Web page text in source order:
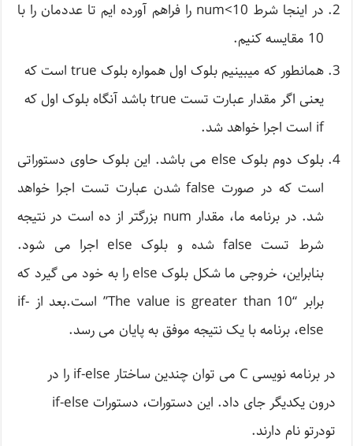
در اینجا شرط num<10 را فراهم آورده ایم تا عددمان را با
10 مقایسه کنیم.
همانطور که میبینیم بلوک اول همواره بلوک true است که
یعنی اگر مقدار عبارت تست true باشد آنگاه بلوک اول که
if است اجرا خواهد شد.
بلوک دوم بلوک else می باشد. این بلوک حاوی دستوراتی
است که در صورت false شدن عبارت تست اجرا خواهد
شد. در برنامه ما، مقدار num بزرگتر از ده است در نتیجه
شرط تست false شده و بلوک else اجرا می شود.
بنابراین، خروجی ما شکل بلوک else را به خود می گیرد که
برابر “The value is greater than 10” است.بعد از if-
else، برنامه با یک نتیجه موفق به پایان می رسد.
در برنامه نویسی C می توان چندین ساختار if-else را در
درون یکدیگر جای داد. این دستورات، دستورات if-else
تودرتو نام دارند.